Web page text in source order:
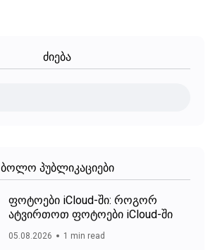
ძიება
ბოლო პუბლიკაციები
ფოტოები iCloud-ში: როგორ
ატვირთოთ ფოტოები iCloud-ში
05.08.2026 1 min read